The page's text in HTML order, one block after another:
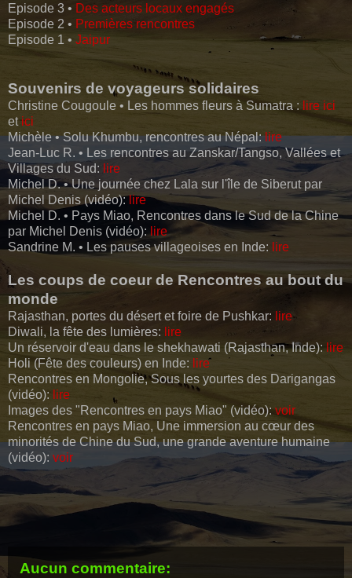
Episode 3 • Des acteurs locaux engagés
Episode 2 • Premières rencontres
Episode 1 • Jaipur
Souvenirs de voyageurs solidaires
Christine Cougoule • Les hommes fleurs à Sumatra : lire ici
et ici
Michèle • Solu Khumbu, rencontres au Népal:lire
Jean-Luc R. • Les rencontres au Zanskar/Tangso, Vallées et
Villages du Sud: lire
Michel D. • Une journée chez Lala sur l'île de Siberut par
Michel Denis (vidéo):lire
Michel D. • Pays Miao, Rencontres dans le Sud de la Chine
par Michel Denis (vidéo):lire
Sandrine M. • Les pauses villageoises en Inde: lire
Les coups de coeur de Rencontres au bout du
monde
Rajasthan, portes du désert et foire de Pushkar: lire
Diwali, la fête des lumières: lire
Un réservoir d'eau dans le shekhawati (Rajasthan, Inde): lire
Holi (Fête des couleurs) en Inde: lire
Rencontres en Mongolie, Sous les yourtes des Darigangas
(vidéo): lire
Images des "Rencontres en pays Miao" (vidéo):voir
Rencontres en pays Miao, Une immersion au cœur des
minorités de Chine du Sud, une grande aventure humaine
(vidéo): voir
Aucun commentaire: